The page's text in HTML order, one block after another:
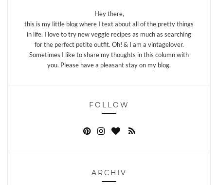
Hey there,
this is my little blog where I text about all of the pretty things
in life. I love to try new veggie recipes as much as searching
for the perfect petite outfit. Oh! & I am a vintagelover.
Sometimes I like to share my thoughts in this column with
you. Please have a pleasant stay on my blog.
FOLLOW
ARCHIV